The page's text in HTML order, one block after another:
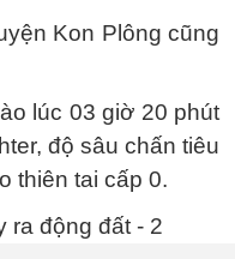
Kon Plông cũng
lúc 03 giờ 20 phút
độ sâu chấn tiêu
thiên tai cấp 0.